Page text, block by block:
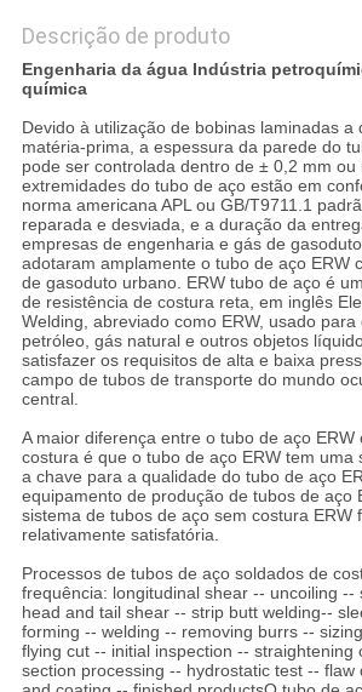
Descrição de produto
Engenharia da água Indústria
química
Devido à utilização de bobinas laminadas a
matéria-prima, a espessura da parede do
pode ser controlada dentro de ± 0,2 mm ou
extremidades do tubo de aço estão em
norma americana APL ou GB/T9711.1
reparada e desviada, e a duração da
empresas de engenharia e gás de
adotaram amplamente o tubo de aço ERW
de gasoduto urbano. ERW tubo de aço é
de resistência de costura reta, em inglês
Welding, abreviado como ERW, usado
petróleo, gás natural e outros objetos
satisfazer os requisitos de alta e baixa
campo de tubos de transporte do mundo
central.
A maior diferença entre o tubo de aço ERW
costura é que o tubo de aço ERW tem uma
a chave para a qualidade do tubo de aço
equipamento de produção de tubos de aço
sistema de tubos de aço sem costura ERW
relativamente satisfatória.
Processos de tubos de aço soldados de
frequência: longitudinal shear -- uncoiling --
head and tail shear -- strip butt welding--
forming -- welding -- removing burrs --
flying cut -- initial inspection -- straightening
section processing -- hydrostatic test -- flaw